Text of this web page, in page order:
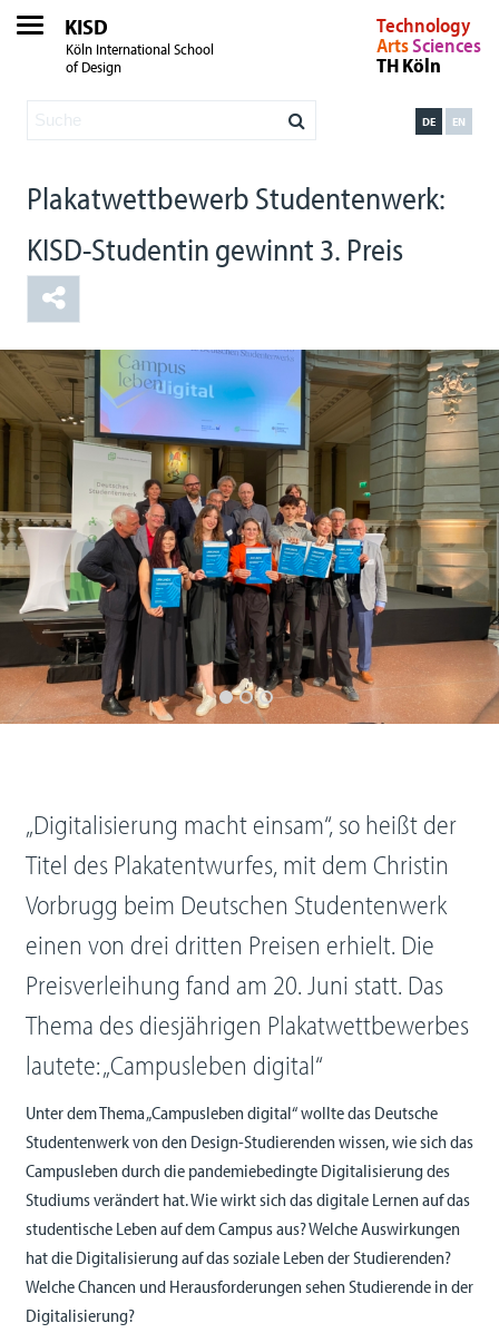
KISD
Köln International School
of Design
Technology
ArtsSciences
TH Köln
EN
DE
Plakatwettbewerb Studentenwerk:
KISD-Studentin gewinnt 3. Preis
„Digitalisierung macht einsam“, so heißt der
Titel des Plakatentwurfes, mit dem Christin
Vorbrugg beim Deutschen Studentenwerk
einen von drei dritten Preisen erhielt. Die
Preisverleihung fand am 20. Juni statt. Das
Thema des diesjährigen Plakatwettbewerbes
lautete: „Campusleben digital“
Unter dem Thema „Campusleben digital“ wollte das Deutsche
Studentenwerk von den Design-Studierenden wissen, wie sich das
Campusleben durch die pandemiebedingte Digitalisierung des
Studiums verändert hat. Wie wirkt sich das digitale Lernen auf das
studentische Leben auf dem Campus aus? Welche Auswirkungen
hat die Digitalisierung auf das soziale Leben der Studierenden?
Welche Chancen und Herausforderungen sehen Studierende in der
Digitalisierung?